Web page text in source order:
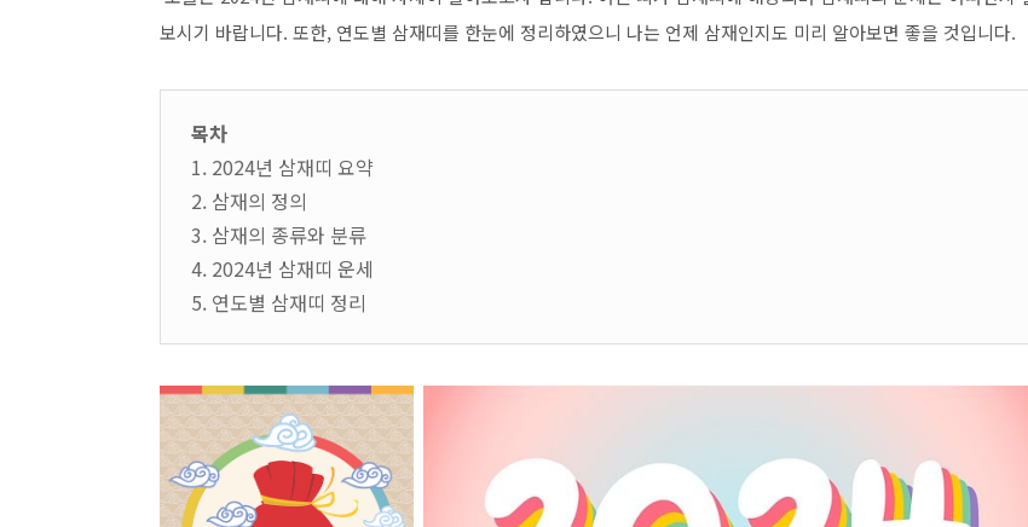
보시기 바랍니다. 또한, 연도별 삼재띠를 한눈에 정리하였으니 나는 언제 삼재인지도 미리 알아보면 좋을 것입니다.
목차
1. 2024년 삼재띠 요약
2. 삼재의 정의
3. 삼재의 종류와 분류
4. 2024년 삼재띠 운세
5. 연도별 삼재띠 정리